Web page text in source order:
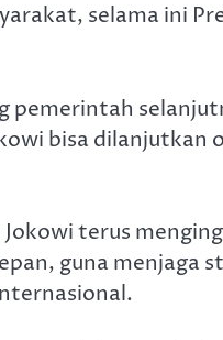
selama ini
pemerintah
bisa dilanjutkan
terus
guna menjaga